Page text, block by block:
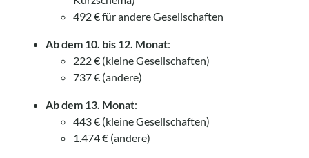
492 € für andere Gesellschaften
Ab dem 10. bis 12. Monat:
222 € (kleine Gesellschaften)
737 € (andere)
Ab dem 13. Monat:
443 € (kleine Gesellschaften)
1.474 € (andere)